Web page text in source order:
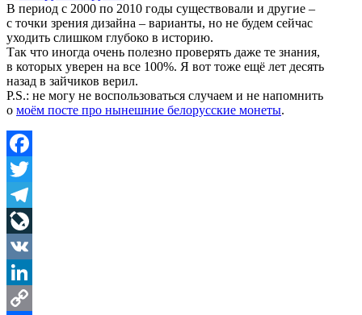
В период с 2000 по 2010 годы существовали и другие –
с точки зрения дизайна – варианты, но не будем сейчас
уходить слишком глубоко в историю.
Так что иногда очень полезно проверять даже те знания,
в которых уверен на все 100%. Я вот тоже ещё лет десять
назад в зайчиков верил.
P.S.: не могу не воспользоваться случаем и не напомнить
о моём посте про нынешние белорусские монеты.
Facebook
Twitter
Telegram
LiveJournal
VK
LinkedIn